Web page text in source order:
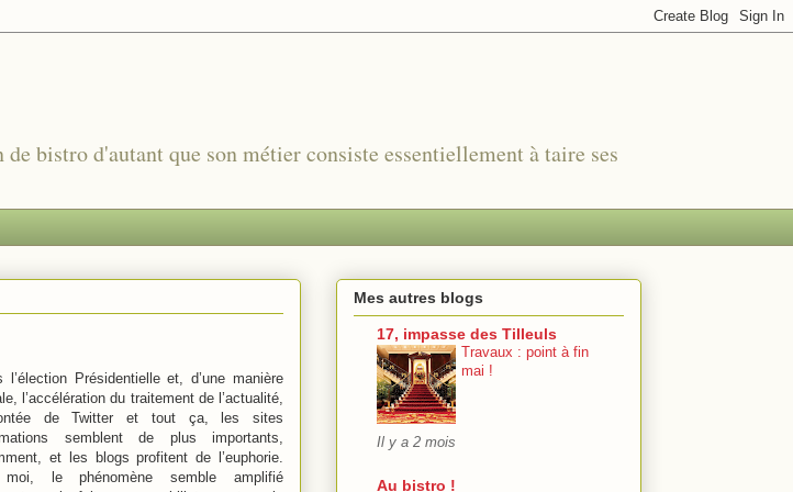
bistro d'autant que son métier consiste essentiellement à taire ses
l’élection Présidentielle et, d’une manière
l’accélération du traitement de l’actualité,
de Twitter et tout ça, les sites
semblent de plus importants,
et les blogs profitent de l’euphorie.
le phénomène semble amplifié
Mes autres blogs
17, impasse des Tilleuls
Travaux : point à fin
mai !
Il y a 2 mois
Au bistro !